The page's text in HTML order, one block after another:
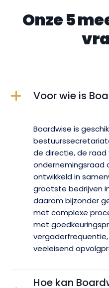
Onze 5
Voor wie is
Boardwise is
de directie, de
ondernemingsraad
ontwikkeld in
grootste bedrijven
daarom bijzonder
met complexe
met
veeleisend
Hoe kan